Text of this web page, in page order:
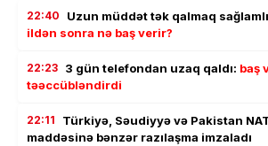
22:40 Uzun müddət tək qalmaq
ildən sonra nə baş verir?
22:23 3 gün telefondan uzaq qaldı: baş
təəccübləndirdi
22:11
Türkiyə, Səudiyyə və Pakistan
maddəsinə bənzər razılaşma imzaladı